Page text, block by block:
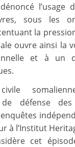
l’usage
sous les
la
ouvre ainsi la
et à un
de défense
à l’Institut
cet